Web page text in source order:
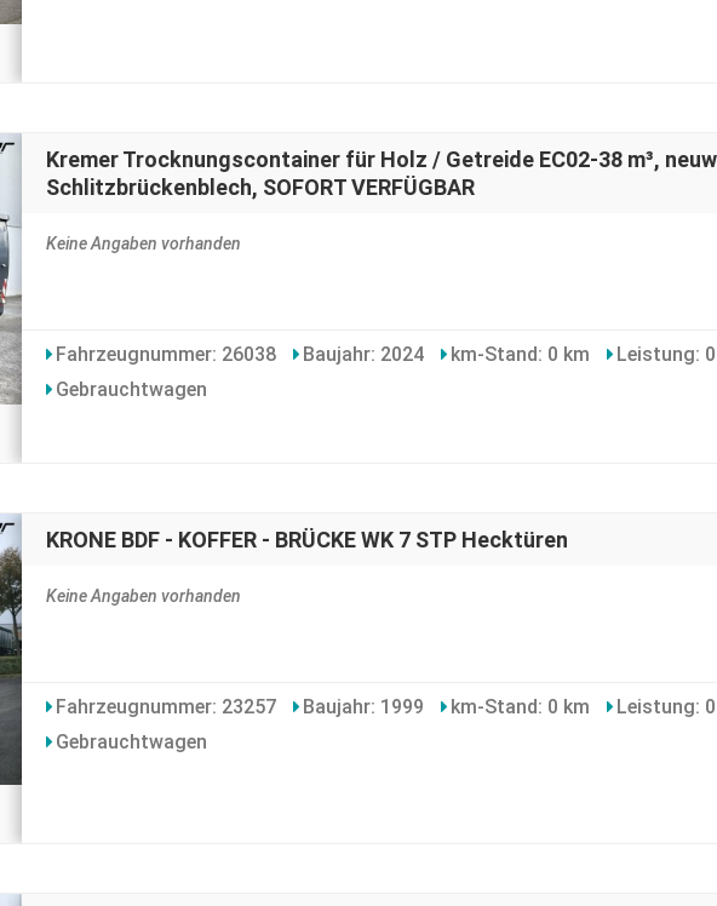
Kremer Trocknungscontainer für Holz / Getreide EC02-38 m³,
Schlitzbrückenblech, SOFORT VERFÜGBAR
Keine Angaben vorhanden
Fahrzeugnummer: 26038 Baujahr: 2024 km-Stand: 0 km
Leistung:
Gebrauchtwagen
KRONE BDF - KOFFER - BRÜCKE WK 7 STP Hecktüren
Keine Angaben vorhanden
Fahrzeugnummer: 23257 Baujahr: 1999 km-Stand: 0 km
Leistung:
Gebrauchtwagen